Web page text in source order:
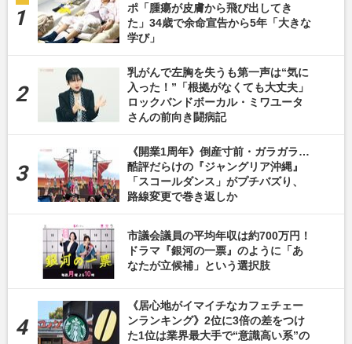
ポ「腫瘍が皮膚から飛び出してき
た」34歳で余命宣告から5年「大きな
学び」
乳がんで左胸を失うも第一声は“気に
入った！”「根拠がなくても大丈夫」
ロックバンドボーカル・ミワユータ
さんの前向き闘病記
《開業1周年》倒産寸前・ガラガラ…
酷評だらけの『ジャングリア沖縄』
「スコールダンス」がプチバズり、
路線変更で巻き返しか
市議会議員の平均年収は約700万円！
ドラマ『銀河の一票』のように「あ
なたが立候補」という選択肢
《居心地がイマイチなカフェチェー
ンランキング》2位に3倍の差をつけ
た1位は業界最大手で“意識高い系”の